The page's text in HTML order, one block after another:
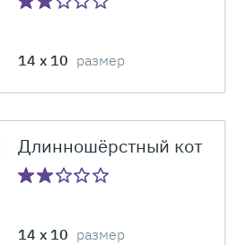
14 x 10 размер
Длинношёрстный кот
14 x 10 размер